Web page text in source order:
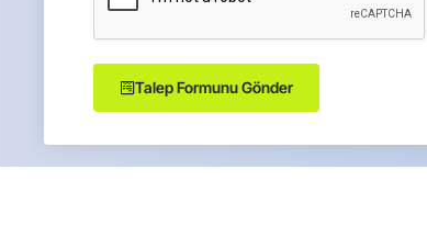
Talep Formunu Gönder